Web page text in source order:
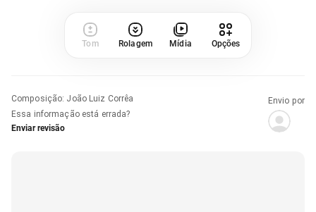
Tom Rolagem Mídia Opções
Composição: João Luiz Corrêa
Essa informação está errada?
Enviar revisão
Envio por